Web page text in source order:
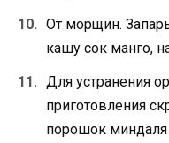
От морщин.
кашу сок манго,
Для устранения
приготовления
порошок